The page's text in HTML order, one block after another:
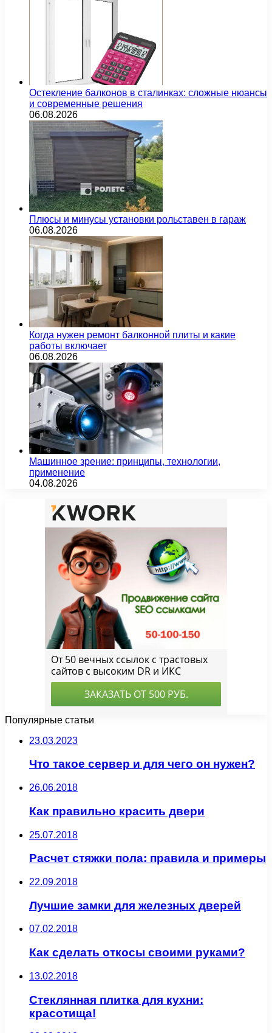
Остекление балконов в сталинках: сложные нюансы
и современные решения
06.08.2026
Плюсы и минусы установки рольставен в гараж
06.08.2026
Когда нужен ремонт балконной плиты и какие
работы включает
06.08.2026
Машинное зрение: принципы, технологии,
применение
04.08.2026
Популярные статьи
23.03.2023
Что такое сервер и для чего он нужен?
26.06.2018
Как правильно красить двери
25.07.2018
Расчет стяжки пола: правила и примеры
22.09.2018
Лучшие замки для железных дверей
07.02.2018
Как сделать откосы своими руками?
13.02.2018
Стеклянная плитка для кухни:
красотища!